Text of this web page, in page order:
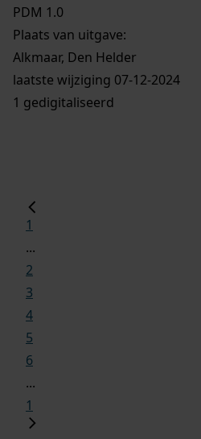
PDM 1.0
Plaats van uitgave:
Alkmaar, Den Helder
laatste wijziging 07-12-2024
1 gedigitaliseerd
1
...
2
3
4
5
6
...
1